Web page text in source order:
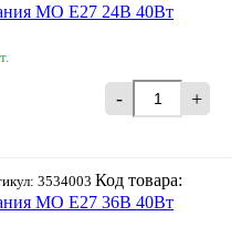
МО Е27 24В 40Вт
- +
3534003 Код товара:
МО Е27 36В 40Вт